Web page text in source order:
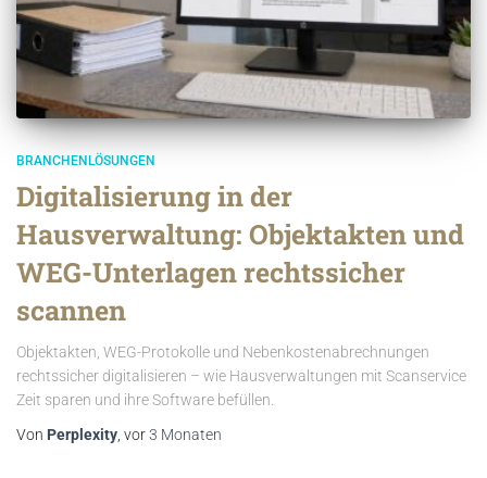
BRANCHENLÖSUNGEN
Digitalisierung in der
Hausverwaltung: Objektakten und
WEG-Unterlagen rechtssicher
scannen
Objektakten, WEG-Protokolle und Nebenkostenabrechnungen
rechtssicher digitalisieren – wie Hausverwaltungen mit Scanservice
Zeit sparen und ihre Software befüllen.
Von Perplexity, vor3 Monaten